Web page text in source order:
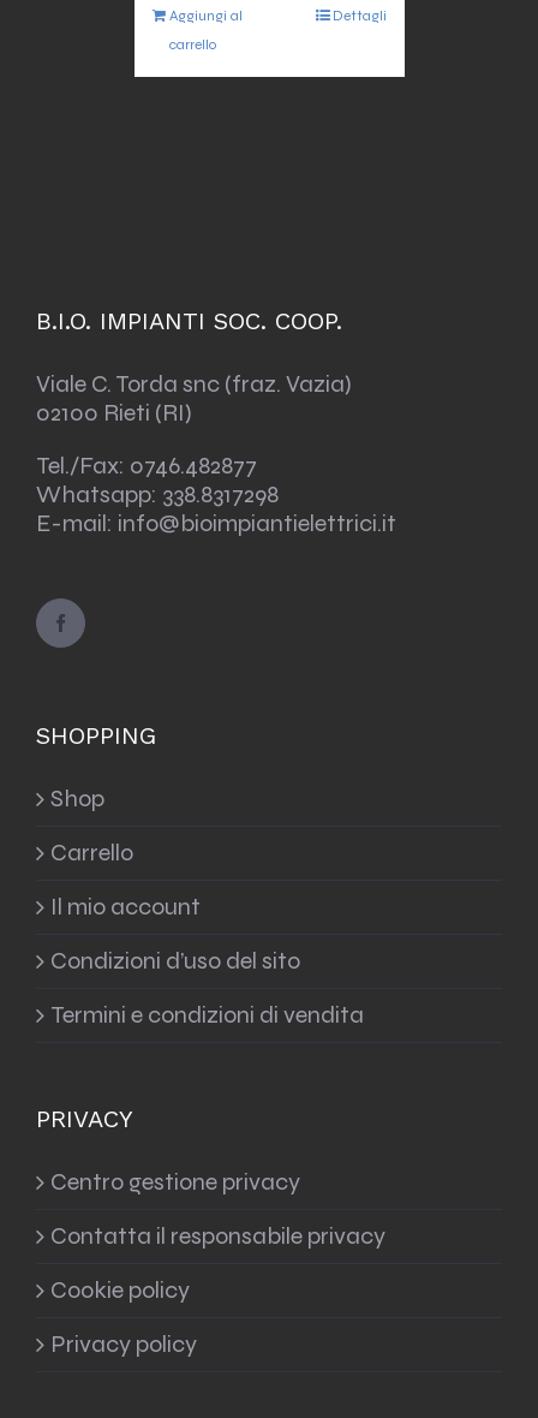
Aggiungi al
carrello
Dettagli
B.I.O. IMPIANTI SOC. COOP.
Viale C. Torda snc (fraz. Vazia)
02100 Rieti (RI)
Tel./Fax: 0746.482877
Whatsapp: 338.8317298
E-mail: info@bioimpiantielettrici.it
SHOPPING
Shop
Carrello
Il mio account
Condizioni d’uso del sito
Termini e condizioni di vendita
PRIVACY
Centro gestione privacy
Contatta il responsabile privacy
Cookie policy
Privacy policy